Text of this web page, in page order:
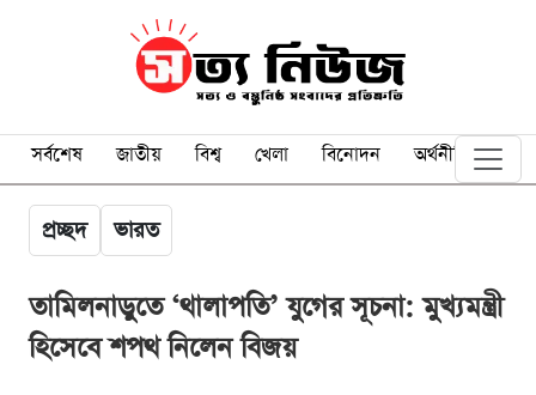
সর্বশেষ জাতীয় বিশ্ব খেলা বিনোদন অর্থনীতি
প্রচ্ছদ ভারত
তামিলনাড়ুতে ‘থালাপতি’ যুগের সূচনা: মুখ্যমন্ত্রী
হিসেবে শপথ নিলেন বিজয়